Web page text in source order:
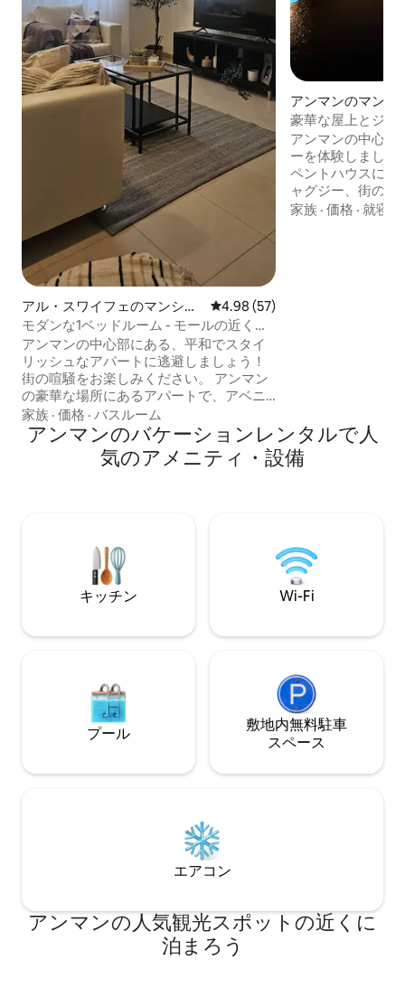
アル・スワイフェのマンショ
ン・アパート
レビュー57件、5つ星中4.98つ
4.98 (57)
モダンな1ベッドルーム - モールの近くの
最高のロケーション
アンマンの中心部にある、平和でスタイ
リッシュなアパートに逃避しましょう！
街の喧騒をお楽しみください。 アンマン
の豪華な場所にあるアパートで、アベニ
ュー・モール、ワカラット・ストリー
ト、バルカ・モール、ショップ、レスト
ラン、ハイパーマーケット、大使館、さ
らには空港のすぐ隣にあり、手間のかか
訪問者用駐車場のリモートキー アンマン
の静かな雰囲気をここで体験してくださ
家族 · 価格 · バスルーム
アンマンのマンシ
豪華な屋上とジャ
Mallの近く
アンマンの中心部
ーを体験しましょ
ペントハウスには
ャグジー、街のパ
したテラスがあり
家族 ·価格 ·就寝
アンマンのバケーションレンタルで人
気のアメニティ・設備
キッチン Wi-Fi
プール
敷地内無料駐⁠車
ス⁠ペ⁠ー⁠ス
エアコン
アンマンの人気観光スポットの近くに
泊まろう